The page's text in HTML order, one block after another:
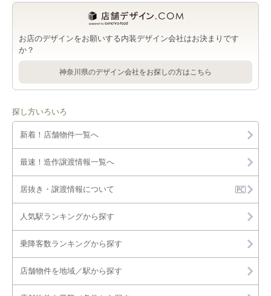
藤沢市のジム・教室・スタジオを出店可能な店舗物件・貸店
藤沢駅の物販・小売を出店可能な店舗物件・貸店舗・テナント
藤沢駅のジム・教室・スタジオを出店可能な店舗物件・貸店
藤沢駅のその他を出店可能な店舗物件・貸店舗・テナント一覧
石上駅の物販・小売を出店可能な店舗物件・貸店舗・テナント
一覧
石上駅のジム・教室・スタジオを出店可能な店舗物件・貸店
舗・テナント一覧
石上駅のその他を出店可能な店舗物件・貸店舗・テナント一覧
下水の店舗物件・貸店舗・テナント一覧
神奈川の駐輪場の店舗物件・貸店舗・テナント一覧
お店のデザインをお願いする内装デザイン会社はお決まりです
か？
神奈川県のデザイン会社をお探しの方はこちら
探し方いろいろ
新着！店舗物件一覧へ
最速！造作譲渡情報一覧へ
居抜き・譲渡情報について
人気駅ランキングから探す
乗降客数ランキングから探す
店舗物件を地域／駅から探す